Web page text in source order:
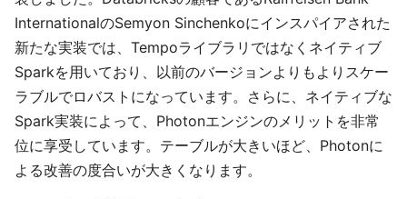
InternationalのSemyon Sinchenkoにインスパイアされた
新たな実装では、Tempoライブラリではなくネイティブ
Sparkを用いており、以前のバージョンよりもよりスケー
ラブルでロバストになっています。さらに、ネイティブな
Spark実装によって、Photonエンジンのメリットを非常
位に享受しています。テーブルが大きいほど、Photonに
よる改善の度合いが大きくなります。